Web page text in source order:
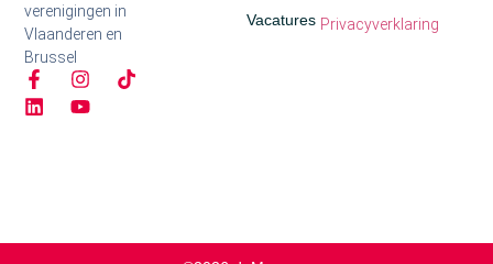
verenigingen in
Vlaanderen en
Brussel
Vacatures Privacyverklaring